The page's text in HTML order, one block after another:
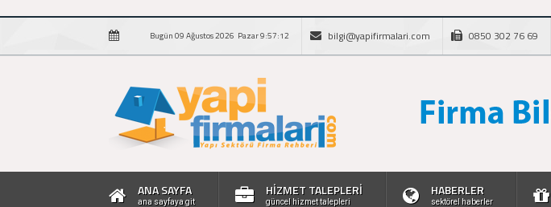
Bugün 09 Ağustos 2026 Pazar 9:57:13 bilgi@yapifirmalari.com 0850 302 76 69
ANA SAYFA
ana sayfaya git
HİZMET TALEPLERİ
güncel hizmet talepleri
HABERLER
sektörel haberler